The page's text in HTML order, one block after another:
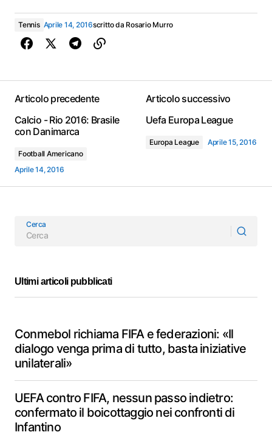
Tennis Aprile 14, 2016scritto da Rosario Murro
Articolo precedente
Calcio - Rio 2016: Brasile
con Danimarca
Football Americano
Aprile 14, 2016
Articolo successivo
Uefa Europa League
Europa League Aprile 15, 2016
Cerca
Ultimi articoli pubblicati
Conmebol richiama FIFA e federazioni: «Il
dialogo venga prima di tutto, basta iniziative
unilaterali»
UEFA contro FIFA, nessun passo indietro:
confermato il boicottaggio nei confronti di
Infantino